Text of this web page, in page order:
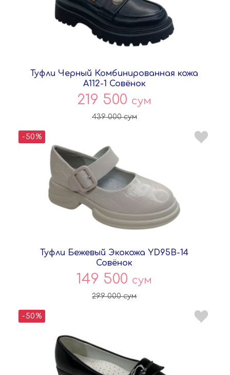
Туфли Черный Комбинированная кожа
A112-1 Совёнок
219 500 сум
439 000сум
-50%
Туфли Бежевый Экокожа YD95B-14
Совёнок
149 500 сум
299 000сум
-50%